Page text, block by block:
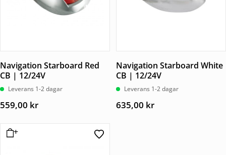
Navigation Starboard Red
CB | 12/24V
Leverans 1-2 dagar
559,00 kr
Navigation Starboard White
CB | 12/24V
Leverans 1-2 dagar
635,00 kr